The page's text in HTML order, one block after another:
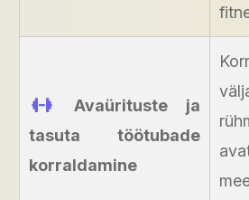
Avaürituste ja
tasuta töötubade
korraldamine